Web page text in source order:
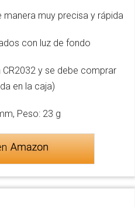
muy precisa y rápida
con luz de fondo
CR2032 y se debe comprar
en la caja)
Peso: 23 g